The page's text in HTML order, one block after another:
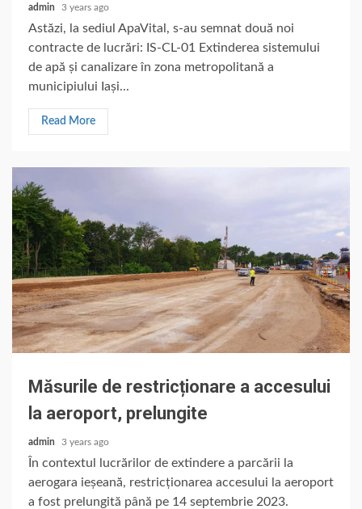
admin 3 years ago
Astăzi, la sediul ApaVital, s-au semnat două noi
contracte de lucrări: IS-CL-01 Extinderea sistemului
de apă și canalizare în zona metropolitană a
municipiului Iași...
Read More
Măsurile de restricționare a accesului
la aeroport, prelungite
admin 3 years ago
În contextul lucrărilor de extindere a parcării la
aerogara ieșeană, restricționarea accesului la aeroport
a fost prelungită până pe 14 septembrie 2023.